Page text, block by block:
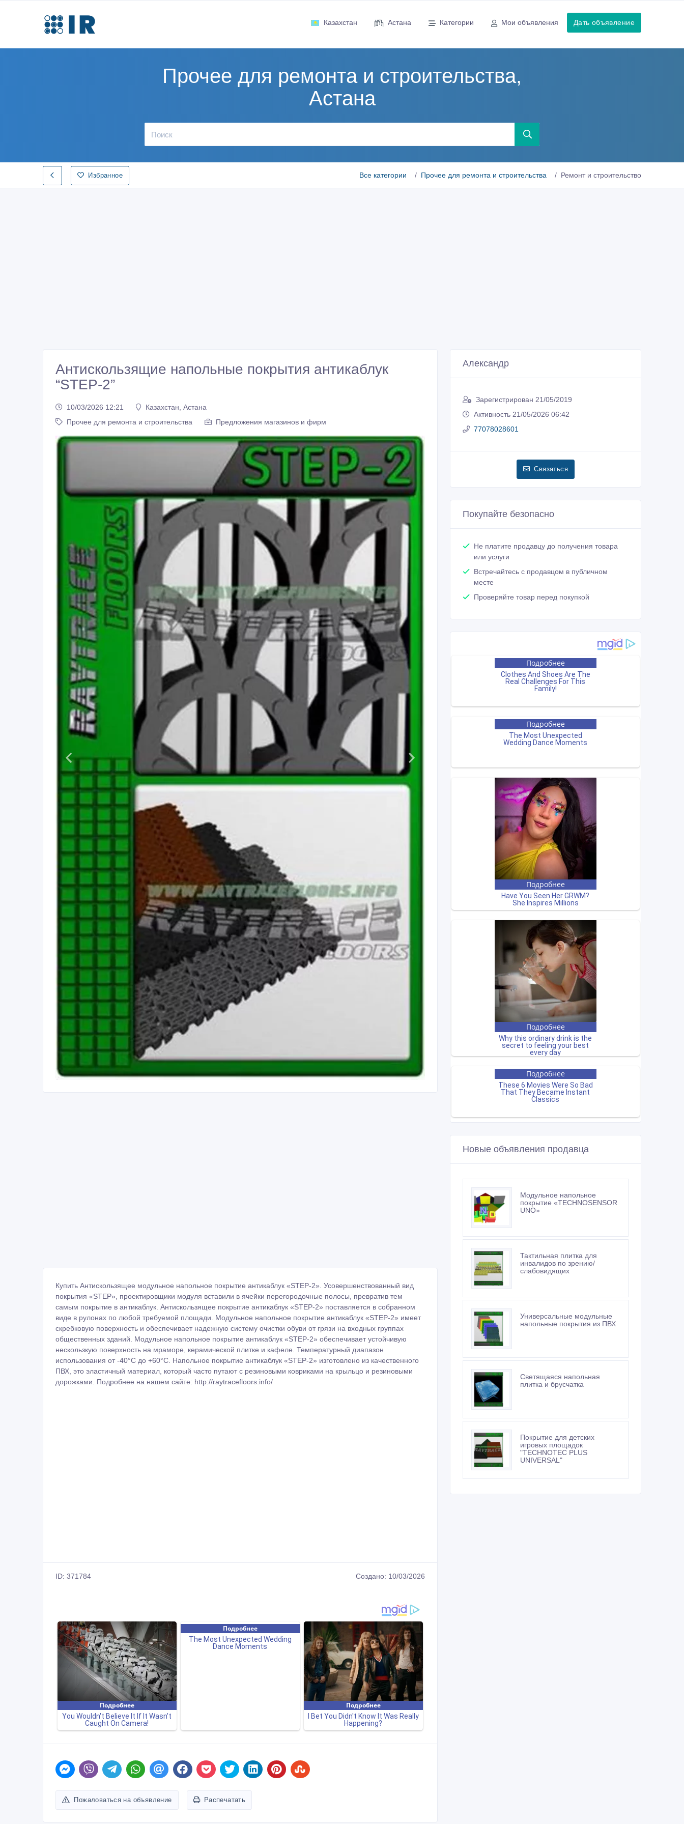
Казахстан Астана Категории Мои объявления Дать объявление
Прочее для ремонта и строительства,
Астана
Избранное Все категории Прочее для ремонта и строительства Ремонт и строительство
Антискользящие напольные покрытия антикаблук
“STEP-2”
10/03/2026 12:21
Казахстан, Астана
Прочее для ремонта и строительства
Предложения магазинов и фирм
Купить Антискользящее модульное напольное покрытие антикаблук «STEP-2». Усовершенствованный вид
покрытия «STEP», проектировщики модуля вставили в ячейки перегородочные полосы, превратив тем
самым покрытие в антикаблук. Антискользящее покрытие антикаблук «STEP-2» поставляется в собранном
виде в рулонах по любой требуемой площади. Модульное напольное покрытие антикаблук «STEP-2» имеет
скребковую поверхность и обеспечивает надежную систему очистки обуви от грязи на входных группах
общественных зданий. Модульное напольное покрытие антикаблук «STEP-2» обеспечивает устойчивую
нескользкую поверхность на мраморе, керамической плитке и кафеле. Температурный диапазон
использования от -40°С до +60°С. Напольное покрытие антикаблук «STEP-2» изготовлено из качественного
ПВХ, это эластичный материал, который часто путают с резиновыми ковриками на крыльцо и резиновыми
дорожками. Подробнее на нашем сайте: http://raytracefloors.info/
ID: 371784 Создано: 10/03/2026
Пожаловаться на объявление Распечатать
Александр
Зарегистрирован 21/05/2019
Активность 21/05/2026 06:42
77078028601
Связаться
Покупайте безопасно
Не платите продавцу до получения товара
или услуги
Встречайтесь с продавцом в публичном
месте
Проверяйте товар перед покупкой
Новые объявления продавца
Модульное напольное
покрытие «TECHNOSENSOR
UNO»
Тактильная плитка для
инвалидов по зрению/
слабовидящих
Универсальные модульные
напольные покрытия из ПВХ
Светящаяся напольная
плитка и брусчатка
Покрытие для детских
игровых площадок
"TECHNOTEC PLUS
UNIVERSAL"